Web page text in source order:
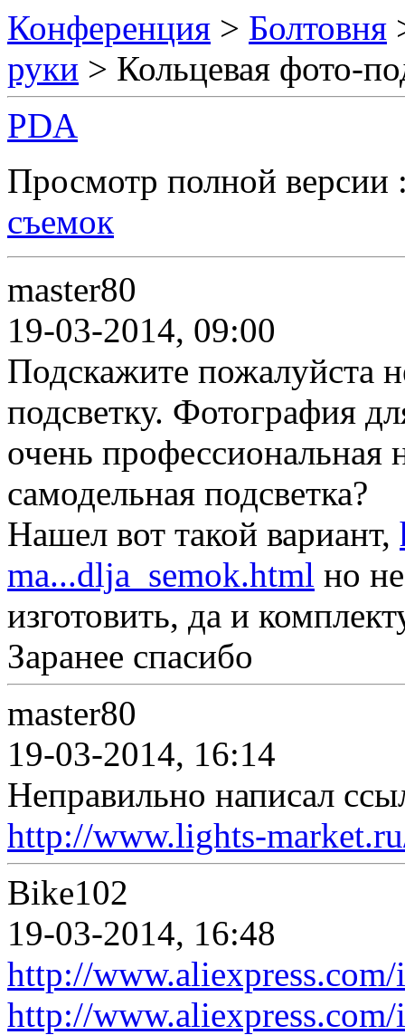
Конференция > Болтовня
руки > Кольцевая фото-
PDA
Просмотр полной
съемок
master80
19-03-2014, 09:00
Подскажите пожалуйста
подсветку. Фотография
очень
самодельная подсветка?
Нашел вот такой вариант,
ma...dlja_semok.html но
изготовить, да и
Заранее спасибо
master80
19-03-2014, 16:14
Неправильно написал
http://www.lights-
Bike102
19-03-2014, 16:48
http://
http://